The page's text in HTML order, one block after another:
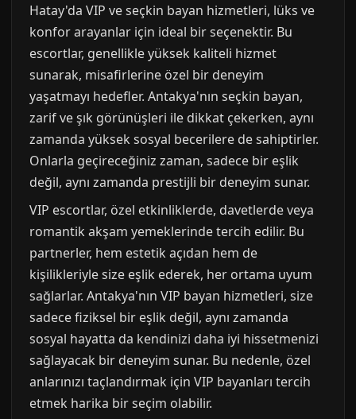
Hatay'da VIP ve seçkin bayan hizmetleri, lüks ve
konfor arayanlar için ideal bir seçenektir. Bu
escortlar, genellikle yüksek kaliteli hizmet
sunarak, misafirlerine özel bir deneyim
yaşatmayı hedefler. Antakya'nın seçkin bayan,
zarif ve şık görünüşleri ile dikkat çekerken, aynı
zamanda yüksek sosyal becerilere de sahiptirler.
Onlarla geçireceğiniz zaman, sadece bir eşlik
değil, aynı zamanda prestijli bir deneyim sunar.
VIP escortlar, özel etkinliklerde, davetlerde veya
romantik akşam yemeklerinde tercih edilir. Bu
partnerler, hem estetik açıdan hem de
kişilikleriyle size eşlik ederek, her ortama uyum
sağlarlar. Antakya'nın VIP bayan hizmetleri, size
sadece fiziksel bir eşlik değil, aynı zamanda
sosyal hayatta da kendinizi daha iyi hissetmenizi
sağlayacak bir deneyim sunar. Bu nedenle, özel
anlarınızı taçlandırmak için VIP bayanları tercih
etmek harika bir seçim olabilir.